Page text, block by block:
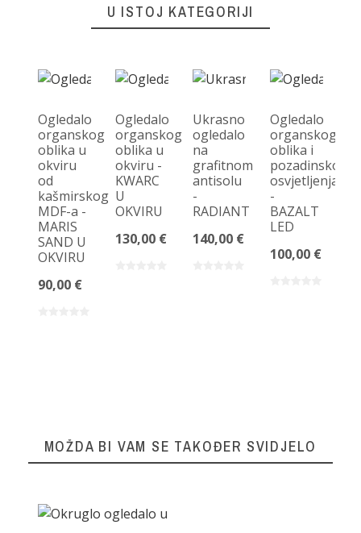
U ISTOJ KATEGORIJI
Ogledalo
organskog
oblika u
okviru
od
kašmirskog
MDF-a -
MARIS
SAND U
OKVIRU
90,00 €
Ogledalo
organskog
oblika u
okviru -
KWARC
U
OKVIRU
130,00 €
Ukrasno
ogledalo
na
grafitnom
antisolu
-
RADIANT
140,00 €
Ogledalo
organskog
oblika i
pozadinskog
osvjetljenja
-
BAZALT
LED
100,00 €
MOŽDA BI VAM SE TAKOĐER SVIDJELO